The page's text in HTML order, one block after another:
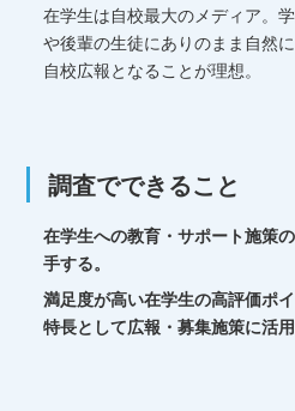
在学生は自校最大のメディア。
や後輩の生徒にありのまま自然
自校広報となることが理想。
調査でできること
在学生への教育・サポート施策
手する。
満足度が高い在学生の高評価ポ
特⻑として広報・募集施策に活用